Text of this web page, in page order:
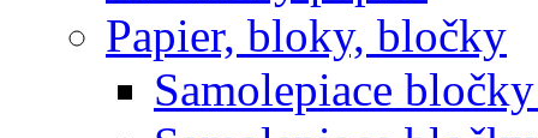
Papier, bloky, bločky
Samolepiace